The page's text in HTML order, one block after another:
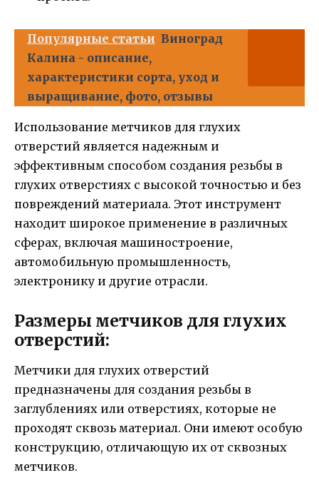
Популярные статьи Виноград
Калина - описание,
характеристики сорта, уход и
выращивание, фото, отзывы
Использование метчиков для глухих
отверстий является надежным и
эффективным способом создания резьбы в
глухих отверстиях с высокой точностью и без
повреждений материала. Этот инструмент
находит широкое применение в различных
сферах, включая машиностроение,
автомобильную промышленность,
электронику и другие отрасли.
Размеры метчиков для глухих
отверстий:
Метчики для глухих отверстий
предназначены для создания резьбы в
заглублениях или отверстиях, которые не
проходят сквозь материал. Они имеют особую
конструкцию, отличающую их от сквозных
метчиков.